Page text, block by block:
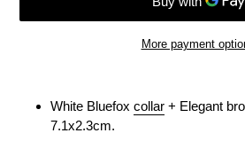
More payment
White Bluefox collar + Elegant
7.1x2.3cm.